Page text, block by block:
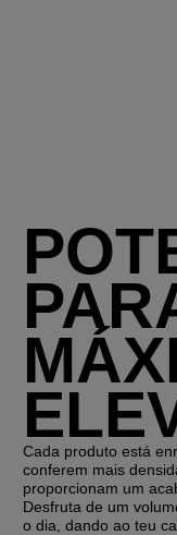
Cada produto está
conferem mais
proporcionam um
Desfruta de um
o dia, dando ao teu